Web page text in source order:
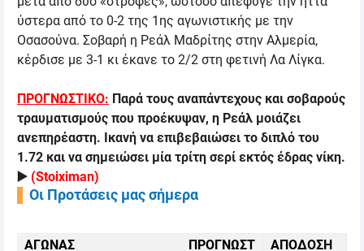
ύστερα από το 0-2 της 1ης αγωνιστικής με την
Οσασούνα. Σοβαρή η Ρεάλ Μαδρίτης στην Αλμερία,
κέρδισε με 3-1 κι έκανε το 2/2 στη φετινή Λα Λίγκα.
ΠΡΟΓΝΩΣΤΙΚΟ: Παρά τους αναπάντεχους και σοβαρούς
τραυματισμούς που προέκυψαν, η Ρεάλ μοιάζει
ανεπηρέαστη. Ικανή να επιβεβαιώσει το διπλό του
1.72 και να σημειώσει μία τρίτη σερί εκτός έδρας νίκη.
▶️ (Stoiximan)
Οι Προτάσεις μας σήμερα
ΑΓΩΝΑΣ
ΠΡΟΓΝΩΣΤ
ΑΠΟΔΟΣΗ